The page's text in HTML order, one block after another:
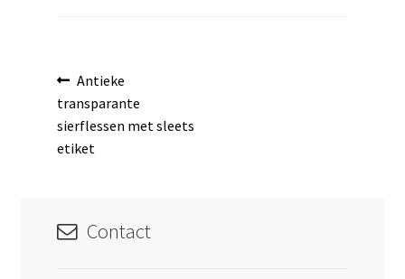
Bericht
navigatie
Vorig
bericht:
Antieke
transparante
sierflessen met sleets
etiket
Contact